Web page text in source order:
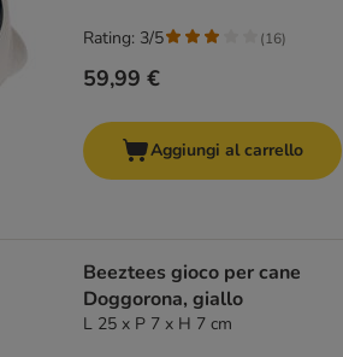
59,99 €
Rating: 3/5 (16)
Aggiungi al carrello
Beeztees gioco per cane
Doggorona, giallo
L 25 x P 7 x H 7 cm